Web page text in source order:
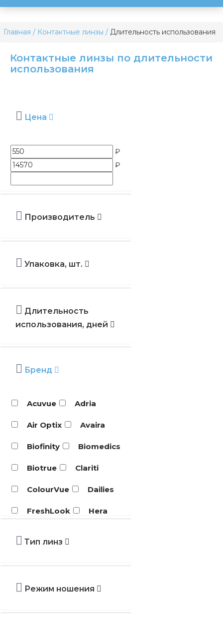
Главная Контактные линзы Длительность использования
Контактные линзы по длительности
использования
Цена
₽
₽
Производитель
Упаковка, шт.
Длительность
использования, дней
Бренд
Acuvue Adria
Air Optix Avaira
Biofinity Biomedics
Biotrue Clariti
ColourVue Dailies
FreshLook Hera
Тип линз
Режим ношения